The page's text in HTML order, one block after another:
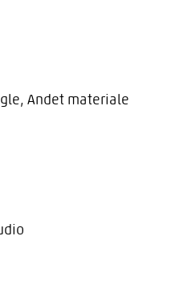
Andet materiale